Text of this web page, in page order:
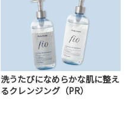
洗うたびになめらかな肌に整え
るクレンジング（PR）